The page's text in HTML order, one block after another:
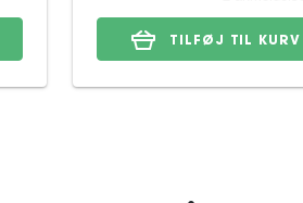
TILFØJ TIL KURV